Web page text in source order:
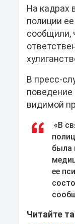
На кадрах
полиции
сообщили,
В пресс-
видимой
«В
была
ее
Читайте